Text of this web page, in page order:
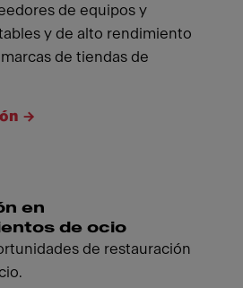
de equipos y
y de alto rendimiento
de tiendas de
en
de ocio
de restauración